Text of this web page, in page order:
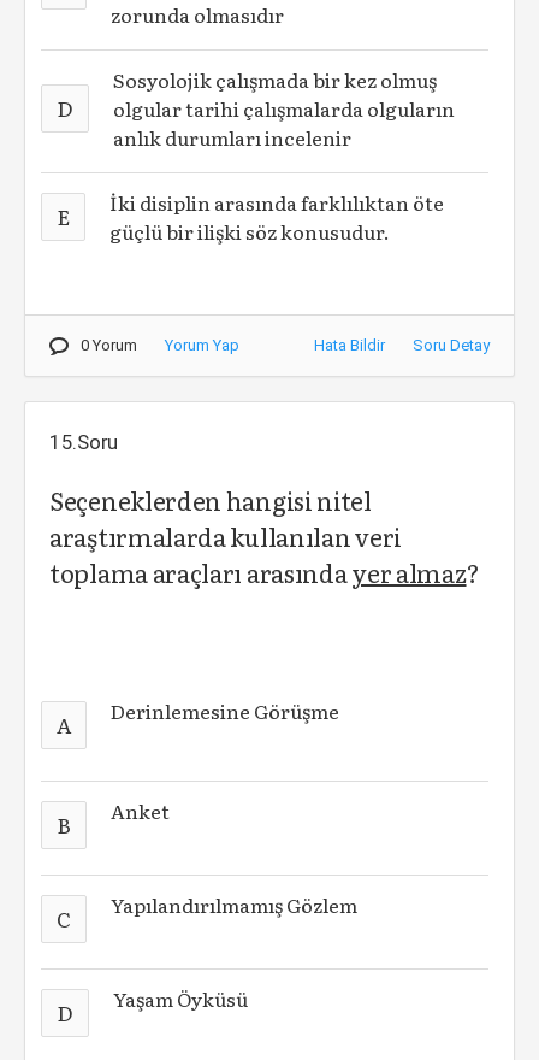
zorunda olmasıdır
D
Sosyolojik çalışmada bir kez olmuş
olgular tarihi çalışmalarda olguların
anlık durumları incelenir
E
İki disiplin arasında farklılıktan öte
güçlü bir ilişki söz konusudur.
0 Yorum Yorum Yap Hata Bildir Soru Detay
15.Soru
Seçeneklerden hangisi nitel
araştırmalarda kullanılan veri
toplama araçları arasındayer almaz?
A Derinlemesine Görüşme
B Anket
C Yapılandırılmamış Gözlem
D Yaşam Öyküsü